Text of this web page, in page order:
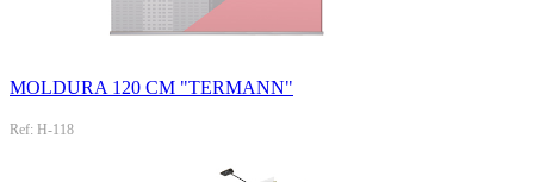
MOLDURA 120 CM "TERMANN"
Ref: H-118